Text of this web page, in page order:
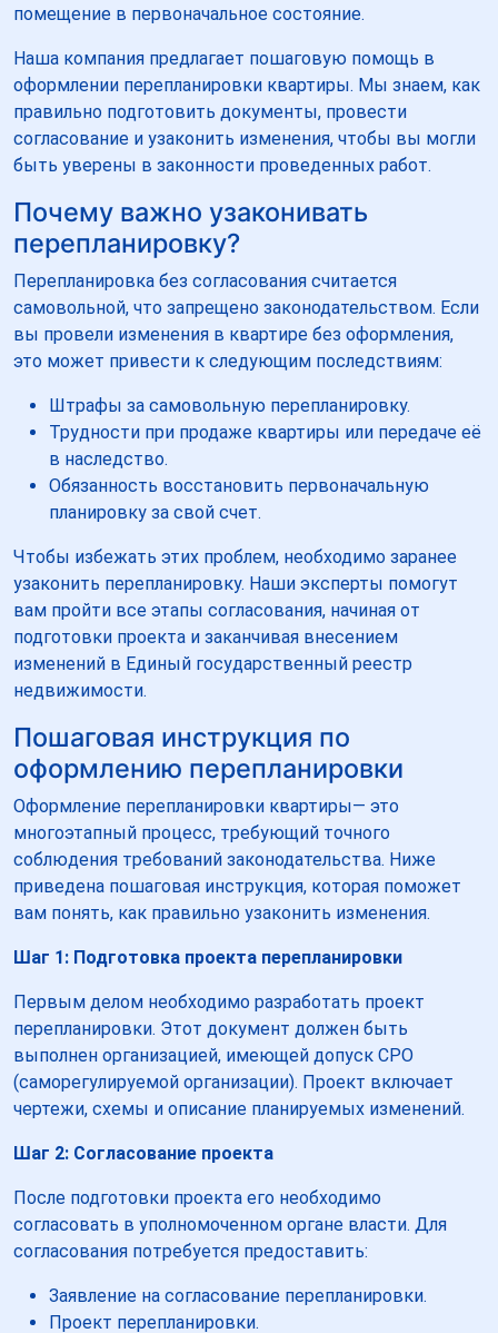
помещение в первоначальное состояние.
Наша компания предлагает пошаговую помощь в
оформлении перепланировки квартиры. Мы знаем, как
правильно подготовить документы, провести
согласование и узаконить изменения, чтобы вы могли
быть уверены в законности проведенных работ.
Почему важно узаконивать
перепланировку?
Перепланировка без согласования считается
самовольной, что запрещено законодательством. Если
вы провели изменения в квартире без оформления,
это может привести к следующим последствиям:
Штрафы за самовольную перепланировку.
Трудности при продаже квартиры или передаче её
в наследство.
Обязанность восстановить первоначальную
планировку за свой счет.
Чтобы избежать этих проблем, необходимо заранее
узаконить перепланировку. Наши эксперты помогут
вам пройти все этапы согласования, начиная от
подготовки проекта и заканчивая внесением
изменений в Единый государственный реестр
недвижимости.
Пошаговая инструкция по
оформлению перепланировки
Оформление перепланировки квартиры— это
многоэтапный процесс, требующий точного
соблюдения требований законодательства. Ниже
приведена пошаговая инструкция, которая поможет
вам понять, как правильно узаконить изменения.
Шаг 1: Подготовка проекта перепланировки
Первым делом необходимо разработать проект
перепланировки. Этот документ должен быть
выполнен организацией, имеющей допуск СРО
(саморегулируемой организации). Проект включает
чертежи, схемы и описание планируемых изменений.
Шаг 2: Согласование проекта
После подготовки проекта его необходимо
согласовать в уполномоченном органе власти. Для
согласования потребуется предоставить:
Заявление на согласование перепланировки.
Проект перепланировки.